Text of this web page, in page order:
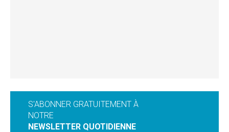
S'ABONNER GRATUITEMENT À
NOTRE
NEWSLETTER QUOTIDIENNE